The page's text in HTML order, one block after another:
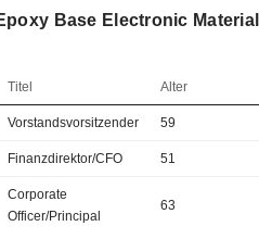
Base Electronic Material
Titel Alter
Vorstandsvorsitzender 59
Finanzdirektor/CFO 51
Corporate
Officer/Principal
63